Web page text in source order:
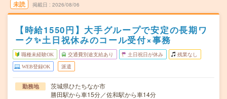
未読 掲載日 2026/08/06
【時給1550円】大手グループで安定の長期ワ
ーク✨土日祝休みのコール受付×事務
職種未経験OK 交通費別途支給あり 土日祝日が休み 残業なし
WEB登録OK 派遣
勤務地
茨城県ひたちなか市
勝田駅から車15分／佐和駅から車14分